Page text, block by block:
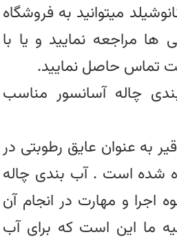
میتوانید به فروشگاه
ها مراجعه نمایید و یا با
تماس حاصل نمایید.
چاله آسانسور مناسب
به عنوان عایق رطوبتی در
شده است . آب بندی چاله
اجرا و مهارت در انجام آن
ما این است که برای آب